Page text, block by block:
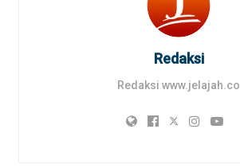
Redaksi
Redaksi www.jelajah.co